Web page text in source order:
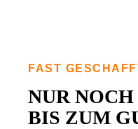
FAST
NUR NOCH
BIS ZUM